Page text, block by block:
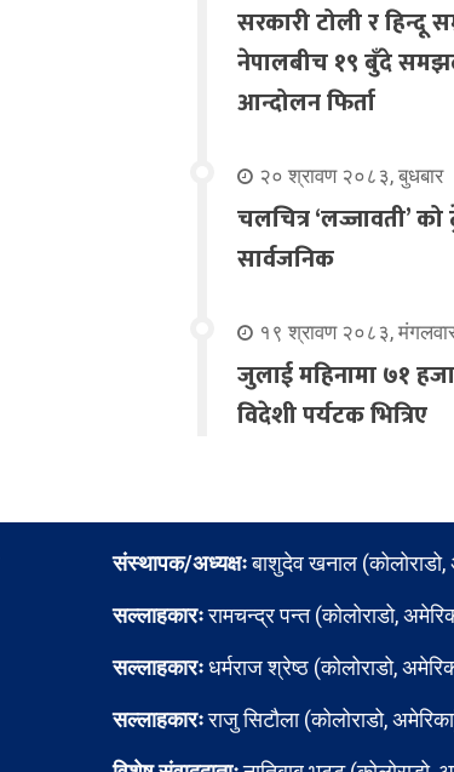
सरकारी टोली र हिन्दू
नेपालबीच १९ बुँदे
आन्दोलन फिर्ता
२० श्रावण २०८३, बुधबार
चलचित्र ‘लज्जावती’ को
सार्वजनिक
१९ श्रावण २०८३,
जुलाई महिनामा ७१
विदेशी पर्यटक भित्रिए
संस्थापक/अध्यक्षःबाशुदेव खनाल (कोलोराडो,
सल्लाहकारःरामचन्द्र पन्त (कोलोराडो,
सल्लाहकारःधर्मराज श्रेष्ठ (कोलोराडो,
सल्लाहकारःराजु सिटौला (कोलोराडो,